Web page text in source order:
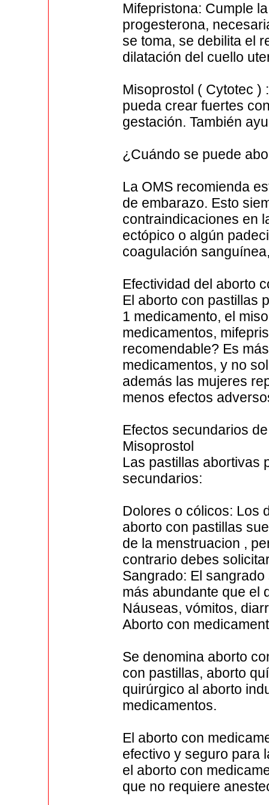
Mifepristona: Cumple
progesterona,
se toma, se debilita el
dilatación del cuello
Misoprostol ( Cytotec )
pueda crear fuertes
gestación. También
¿Cuándo se puede
La OMS recomienda
de embarazo. Esto
contraindicaciones en
ectópico o algún
coagulación
Efectividad del aborto
El aborto con pastillas
1 medicamento, el
medicamentos,
recomendable? Es
medicamentos, y no
además las mujeres
menos efectos
Efectos secundarios
Misoprostol
Las pastillas abortivas
secundarios:
Dolores o cólicos: Los
aborto con pastillas
de la menstruacion ,
contrario debes
Sangrado: El
más abundante que el
Náuseas, vómitos,
Aborto con
Se denomina aborto
con pastillas, aborto
quirúrgico al aborto
medicamentos.
El aborto con
efectivo y seguro para
el aborto con
que no requiere